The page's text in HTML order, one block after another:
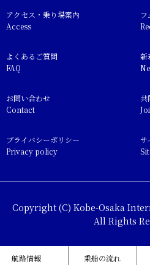
アクセス・乗り場案内
Access
よくあるご質問
FAQ
新
お問い合わせ
Contact
共
プライバシーポリシー
Privacy policy
サ
Copyright (C) Kobe-Osaka
All Rights
航路情報
乗船の流れ